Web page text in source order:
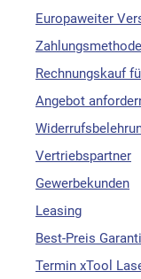
Europaweiter
Rechnungskauf
Angebot
Vertriebspartner
Gewerbekunden
Leasing
Best-Preis
Termin xTool